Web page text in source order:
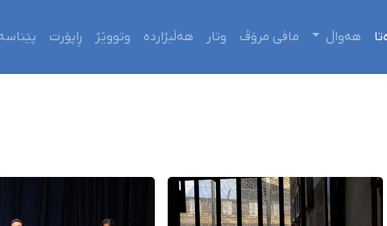
هەواڵ مافی مرۆڤ وتار هەڵبژاردە وتووێژ ڕاپۆرت